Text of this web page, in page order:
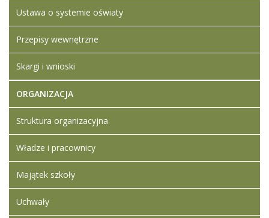
Ustawa o systemie oświaty
Przepisy wewnętrzne
Skargi i wnioski
ORGANIZACJA
Struktura organizacyjna
Władze i pracownicy
Majątek szkoły
Uchwały